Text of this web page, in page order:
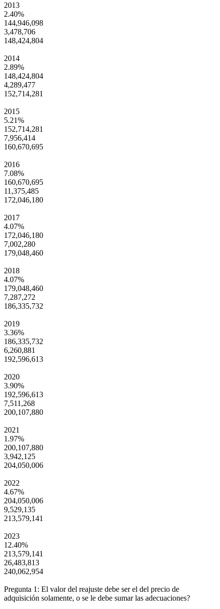
2013
2.40%
144,946,098
3,478,706
148,424,804
2014
2.89%
148,424,804
4,289,477
152,714,281
2015
5.21%
152,714,281
7,956,414
160,670,695
2016
7.08%
160,670,695
11,375,485
172,046,180
2017
4.07%
172,046,180
7,002,280
179,048,460
2018
4.07%
179,048,460
7,287,272
186,335,732
2019
3.36%
186,335,732
6,260,881
192,596,613
2020
3.90%
192,596,613
7,511,268
200,107,880
2021
1.97%
200,107,880
3,942,125
204,050,006
2022
4.67%
204,050,006
9,529,135
213,579,141
2023
12.40%
213,579,141
26,483,813
240,062,954
Pregunta 1: El valor del reajuste debe ser el del precio de
adquisición solamente, o se le debe sumar las adecuaciones?